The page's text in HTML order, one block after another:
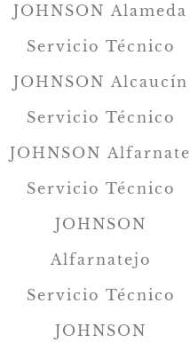
JOHNSON Alameda
Servicio Técnico
JOHNSON Alcaucín
Servicio Técnico
JOHNSON Alfarnate
Servicio Técnico
JOHNSON
Alfarnatejo
Servicio Técnico
JOHNSON